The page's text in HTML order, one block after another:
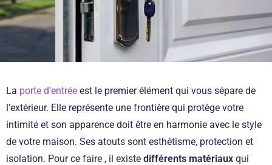
La porte d’entrée est le premier élément qui vous sépare de
l’extérieur. Elle représente une frontière qui protège votre
intimité et son apparence doit être en harmonie avec le style
de votre maison. Ses atouts sont esthétisme, protection et
isolation. Pour ce faire , il existe différents matériaux qui